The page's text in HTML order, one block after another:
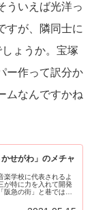
ういえば光洋っ
すが、隣同士に
ょうか。宝塚
ー作って訳分か
ムなんですかね
せがわ」のメチャ
楽学校に代表されるよ
が特に力を入れて開発
急の街」と巷では言